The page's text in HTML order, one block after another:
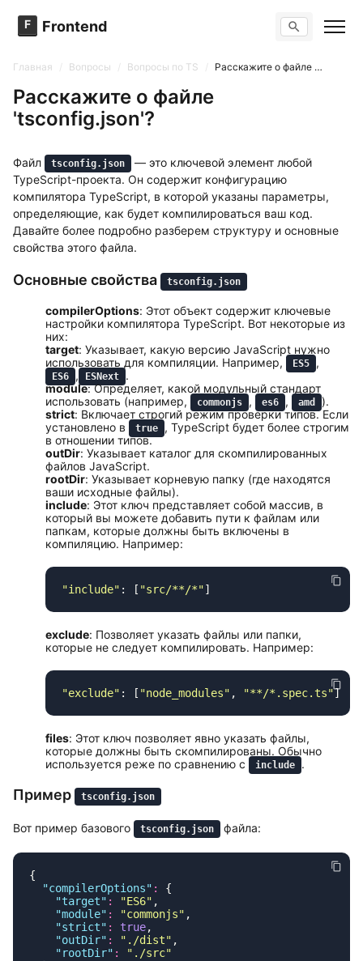
F Frontend Поиск по сайту
Тренажер вопросов
Тесты
Задачи
Главная Вопросы Вопросы по TS Расскажите о файле 'tsconfig.json'?
Расскажите о файле
'tsconfig.json'?
Файл tsconfig.json
— это ключевой элемент любой
TypeScript-проекта. Он содержит конфигурацию
компилятора TypeScript, в которой указаны параметры,
определяющие, как будет компилироваться ваш код.
Давайте более подробно разберем структуру и основные
свойства этого файла.
Основные свойства tsconfig.json
compilerOptions: Этот объект содержит ключевые
настройки компилятора TypeScript. Вот некоторые из
них:
target: Указывает, какую версию JavaScript нужно
использовать для компиляции. Например,
ES5 ,
ES6 , ESNext
.
module: Определяет, какой модульный стандарт
использовать (например,
commonjs , es6 , amd
).
strict: Включает строгий режим проверки типов. Если
установлено в
true
, TypeScript будет более строгим
в отношении типов.
outDir: Указывает каталог для скомпилированных
файлов JavaScript.
rootDir: Указывает корневую папку (где находятся
ваши исходные файлы).
include: Этот ключ представляет собой массив, в
который вы можете добавить пути к файлам или
папкам, которые должны быть включены в
компиляцию. Например:
"include" : [ "src/**/*"
exclude: Позволяет указать файлы или папки,
которые не следует компилировать. Например:
"exclude" : [ "node_modules" , "**/*.spec.ts"
files: Этот ключ позволяет явно указать файлы,
которые должны быть скомпилированы. Обычно
используется реже по сравнению с
include .
Пример tsconfig.json
Вот пример базового tsconfig.json файла:
  "
compilerOptions" :
    "
target" : "ES6"
    "
module" : "commonjs"
    "
strict" : true
    "
outDir" : " ./dist"
    "
rootDir" : " ./src